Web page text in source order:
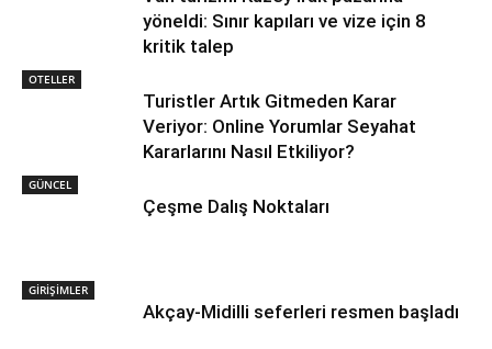
yöneldi: Sınır kapıları ve vize için 8
kritik talep
OTELLER
Turistler Artık Gitmeden Karar
Veriyor: Online Yorumlar Seyahat
Kararlarını Nasıl Etkiliyor?
GÜNCEL
Çeşme Dalış Noktaları
GİRİŞİMLER
Akçay-Midilli seferleri resmen başladı